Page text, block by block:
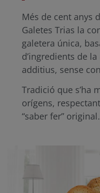
Més de cent anys
Galetes Trias la
galetera única,
d’ingredients de
additius, sense
Tradició que s’ha
orígens,
“saber fer” original.